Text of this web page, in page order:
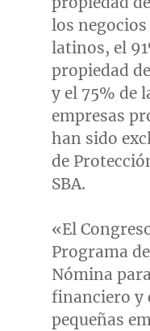
los
latinos, el
propiedad
y el 75% de
empresas
han sido
de
SBA.
«El
Programa
Nómina
financiero y
pequeñas